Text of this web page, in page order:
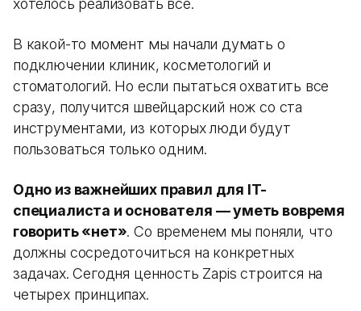
хотелось реализовать все.
В какой-то момент мы начали думать о
подключении клиник, косметологий и
стоматологий. Но если пытаться охватить все
сразу, получится швейцарский нож со ста
инструментами, из которых люди будут
пользоваться только одним.
Одно из важнейших правил для IT-
специалиста и основателя — уметь вовремя
говорить «нет». Со временем мы поняли, что
должны сосредоточиться на конкретных
задачах. Сегодня ценность Zapis строится на
четырех принципах.